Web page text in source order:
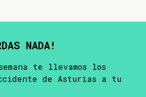
NADA!
te llevamos los
de Asturias a tu